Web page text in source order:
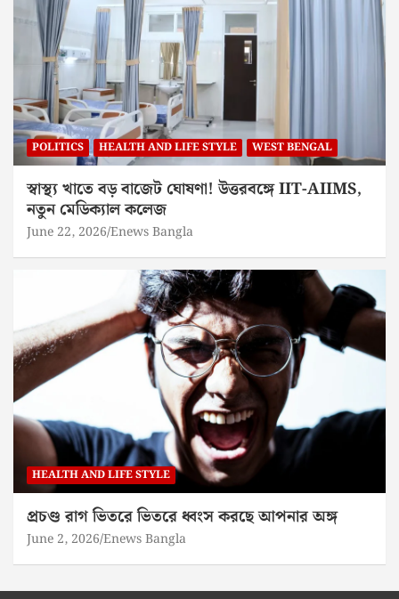
POLITICS HEALTH AND LIFE STYLE WEST BENGAL
স্বাস্থ্য খাতে বড় বাজেট ঘোষণা! উত্তরবঙ্গে IIT-AIIMS,
নতুন মেডিক্যাল কলেজ
June 22, 2026 Enews Bangla
HEALTH AND LIFE STYLE
প্রচণ্ড রাগ ভিতরে ভিতরে ধ্বংস করছে আপনার অঙ্গ
June 2, 2026 Enews Bangla